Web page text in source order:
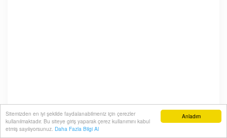
Anladım
Sitemizden en iyi şekilde faydalanabilmeniz için çerezler
kullanılmaktadır. Bu siteye giriş yaparak çerez kullanımını kabul
etmiş sayılıyorsunuz. Daha Fazla Bilgi Al